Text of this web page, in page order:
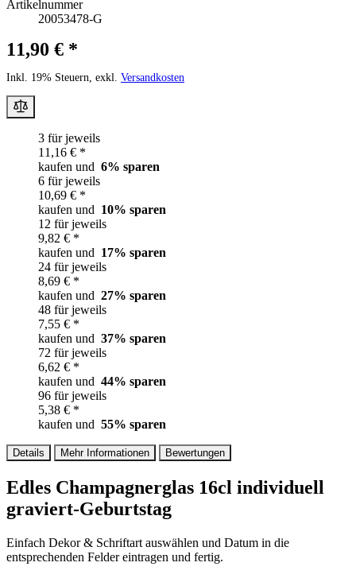
Artikelnummer
20053478-G
11,90 € *
Inkl. 19% Steuern, exkl. Versandkosten
3 für jeweils
11,16 € *
kaufen und 6% sparen
6 für jeweils
10,69 € *
kaufen und 10% sparen
12 für jeweils
9,82 € *
kaufen und 17% sparen
24 für jeweils
8,69 € *
kaufen und 27% sparen
48 für jeweils
7,55 € *
kaufen und 37% sparen
72 für jeweils
6,62 € *
kaufen und 44% sparen
96 für jeweils
5,38 € *
kaufen und 55% sparen
Details Mehr Informationen Bewertungen
Edles Champagnerglas 16cl individuell
graviert-Geburtstag
Einfach Dekor & Schriftart auswählen und Datum in die
entsprechenden Felder eintragen und fertig.